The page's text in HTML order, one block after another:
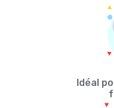
Idéal